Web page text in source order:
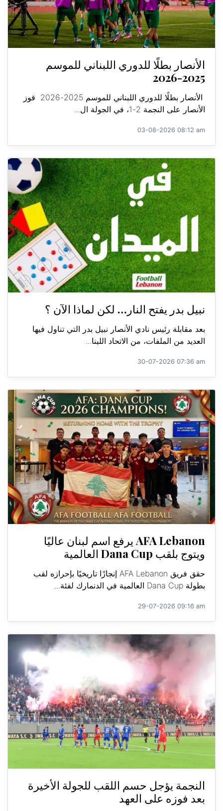
الأنصار بطلًا للدوري اللبناني للموسم
2025-2026
الأنصار بطلًا للدوري اللبناني للموسم 2025-2026 فوز
الأنصار على النجمة 2-1، في الجولة ال...
03-08-2026 08:12 am
نبيل بدر يفتح النار… لكن لماذا الآن ؟
بعد مقابلة رئيس نادي الأنصار نبيل بدر التي تناول فيها
العديد من الملفات، من الاتحاد اللبنا...
30-07-2026 07:36 am
AFA Lebanon يرفع اسم لبنان عاليًا
ويتوج بلقب Dana Cup العالمية
حقق فريق AFA Lebanon إنجازًا تاريخيًا بإحرازه لقب
بطولة Dana Cup العالمية في الدنمارك لفئة...
29-07-2026 09:16 am
النجمة يؤجل حسم اللقب للجولة الأخيرة
بعد فوزه على العهد